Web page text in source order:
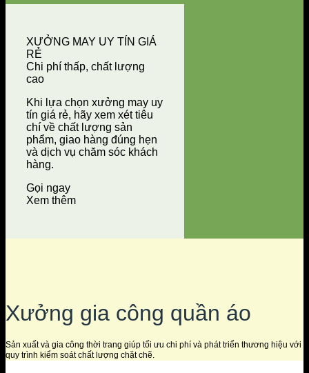
XƯỞNG MAY UY TÍN GIÁ
RẺ
Chi phí thấp, chất lượng
cao
Khi lựa chọn xưởng may uy
tín giá rẻ, hãy xem xét tiêu
chí về chất lượng sản
phẩm, giao hàng đúng hẹn
và dịch vụ chăm sóc khách
hàng.
Gọi ngay
Xem thêm
Xưởng gia công quần áo
Sản xuất và gia công thời trang giúp tối ưu chi phí và phát triển thương hiệu với
quy trình kiểm soát chất lượng chặt chẽ.